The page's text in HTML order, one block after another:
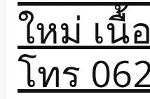
ใหม่ เนื้
โทร